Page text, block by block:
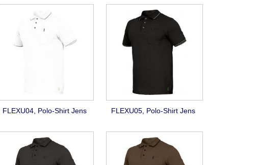
FLEXU04, Polo-Shirt Jens FLEXU05, Polo-Shirt Jens